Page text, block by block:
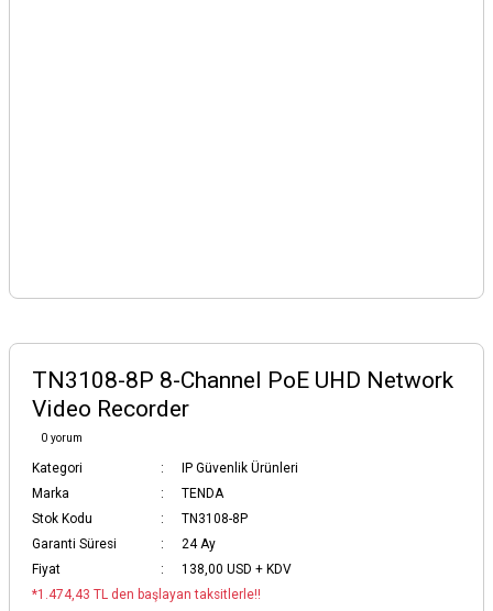
TN3108-8P 8-Channel PoE UHD Network
Video Recorder
0 yorum
Kategori
IP Güvenlik Ürünleri
Marka
TENDA
Stok Kodu
TN3108-8P
Garanti Süresi
24 Ay
Fiyat
138,00 USD + KDV
*1.474,43 TL den başlayan taksitlerle!!